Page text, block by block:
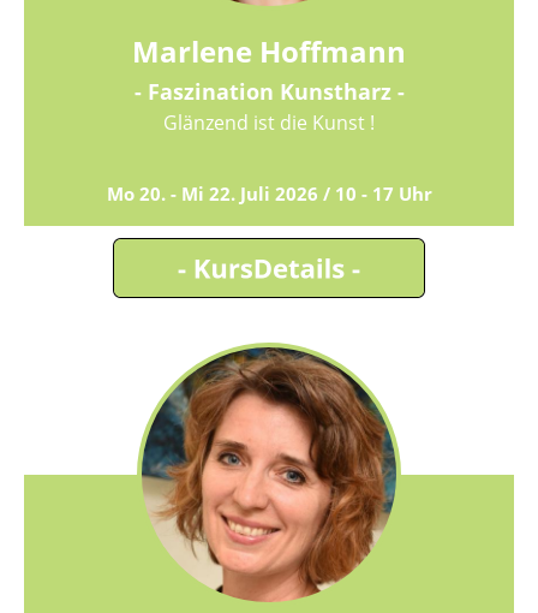
Marlene Hoffmann
- Faszination Kunstharz -
Glänzend ist die Kunst !
Mo 20. - Mi 22. Juli 2026 / 10 - 17 Uhr